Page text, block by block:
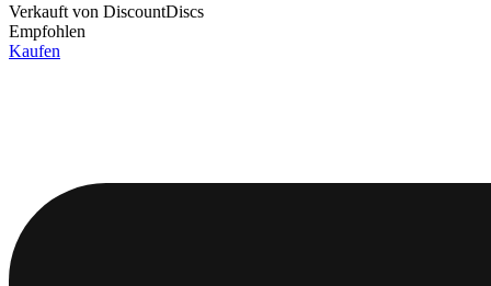
Verkauft von DiscountDiscs
Empfohlen
Kaufen